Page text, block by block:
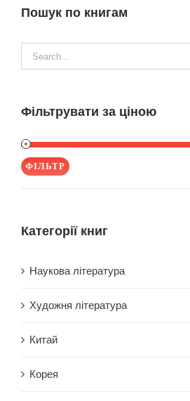
Пошук по книгам
Фільтрувати за ціною
ФІЛЬТР
Категорії книг
Наукова література
Художня література
Китай
Корея